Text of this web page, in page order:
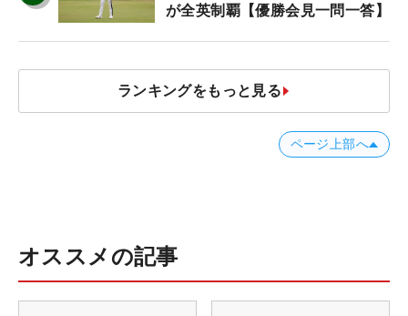
が全英制覇【優勝会見一問一答】
ランキングをもっと見る
ページ上部へ
オススメの記事